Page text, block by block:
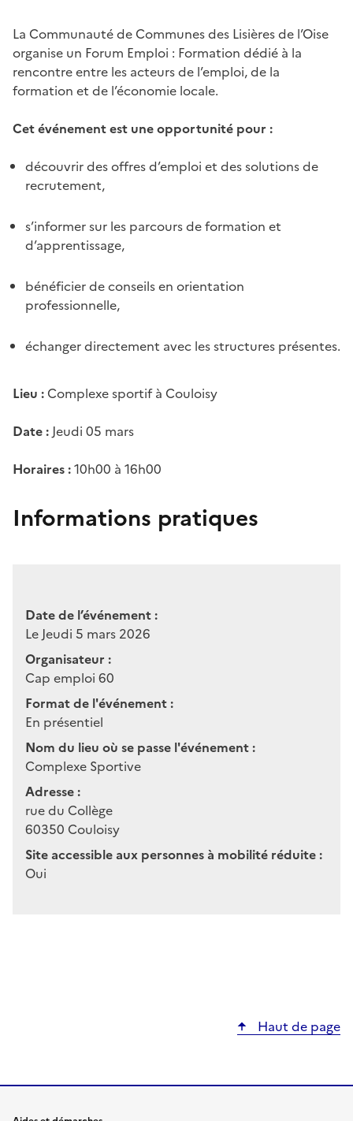
La Communauté de Communes des Lisières de l’Oise
organise un Forum Emploi : Formation dédié à la
rencontre entre les acteurs de l’emploi, de la
formation et de l’économie locale.
Cet événement est une opportunité pour :
découvrir des offres d’emploi et des solutions de
recrutement,
s’informer sur les parcours de formation et
d’apprentissage,
bénéficier de conseils en orientation
professionnelle,
échanger directement avec les structures présentes.
Lieu : Complexe sportif à Couloisy
Date : Jeudi 05 mars
Horaires :10h00 à 16h00
Informations pratiques
Date de l’événement :
Le Jeudi 5 mars 2026
Organisateur :
Cap emploi 60
Format de l'événement :
En présentiel
Nom du lieu où se passe l'événement :
Complexe Sportive
Adresse :
rue du Collège
60350 Couloisy
Site accessible aux personnes à mobilité réduite :
Oui
Haut de page